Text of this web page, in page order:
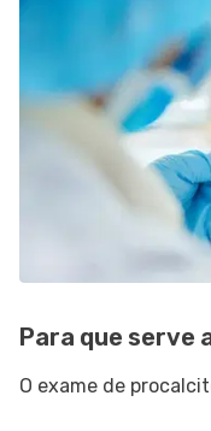
Para que serve
O exame de